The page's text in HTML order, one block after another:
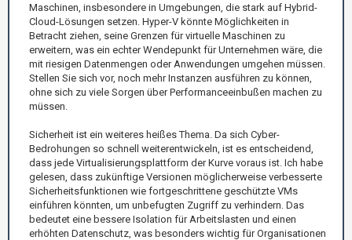
Maschinen, insbesondere in Umgebungen, die stark auf Hybrid-
Cloud-Lösungen setzen. Hyper-V könnte Möglichkeiten in
Betracht ziehen, seine Grenzen für virtuelle Maschinen zu
erweitern, was ein echter Wendepunkt für Unternehmen wäre, die
mit riesigen Datenmengen oder Anwendungen umgehen müssen.
Stellen Sie sich vor, noch mehr Instanzen ausführen zu können,
ohne sich zu viele Sorgen über Performanceeinbußen machen zu
müssen.
Sicherheit ist ein weiteres heißes Thema. Da sich Cyber-
Bedrohungen so schnell weiterentwickeln, ist es entscheidend,
dass jede Virtualisierungsplattform der Kurve voraus ist. Ich habe
gelesen, dass zukünftige Versionen möglicherweise verbesserte
Sicherheitsfunktionen wie fortgeschrittene geschützte VMs
einführen könnten, um unbefugten Zugriff zu verhindern. Das
bedeutet eine bessere Isolation für Arbeitslasten und einen
erhöhten Datenschutz, was besonders wichtig für Organisationen